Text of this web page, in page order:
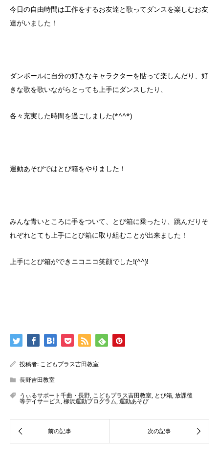
今日の自由時間は工作をするお友達と歌ってダンスを楽しむお友
達がいました！
ダンボールに自分の好きなキャラクターを貼って楽しんだり、好
きな歌を歌いながらとっても上手にダンスしたり、
各々充実した時間を過ごしました(*^^*)
運動あそびではとび箱をやりました！
みんな青いところに手をついて、とび箱に乗ったり、跳んだりそ
れぞれとても上手にとび箱に取り組むことが出来ました！
上手にとび箱ができニコニコ笑顔でした!(^^)!
投稿者: こどもプラス吉田教室
長野吉田教室
うぃるサポート千曲・長野, こどもプラス吉田教室, とび箱,放課後
等デイサービス,柳沢運動プログラム,運動あそび